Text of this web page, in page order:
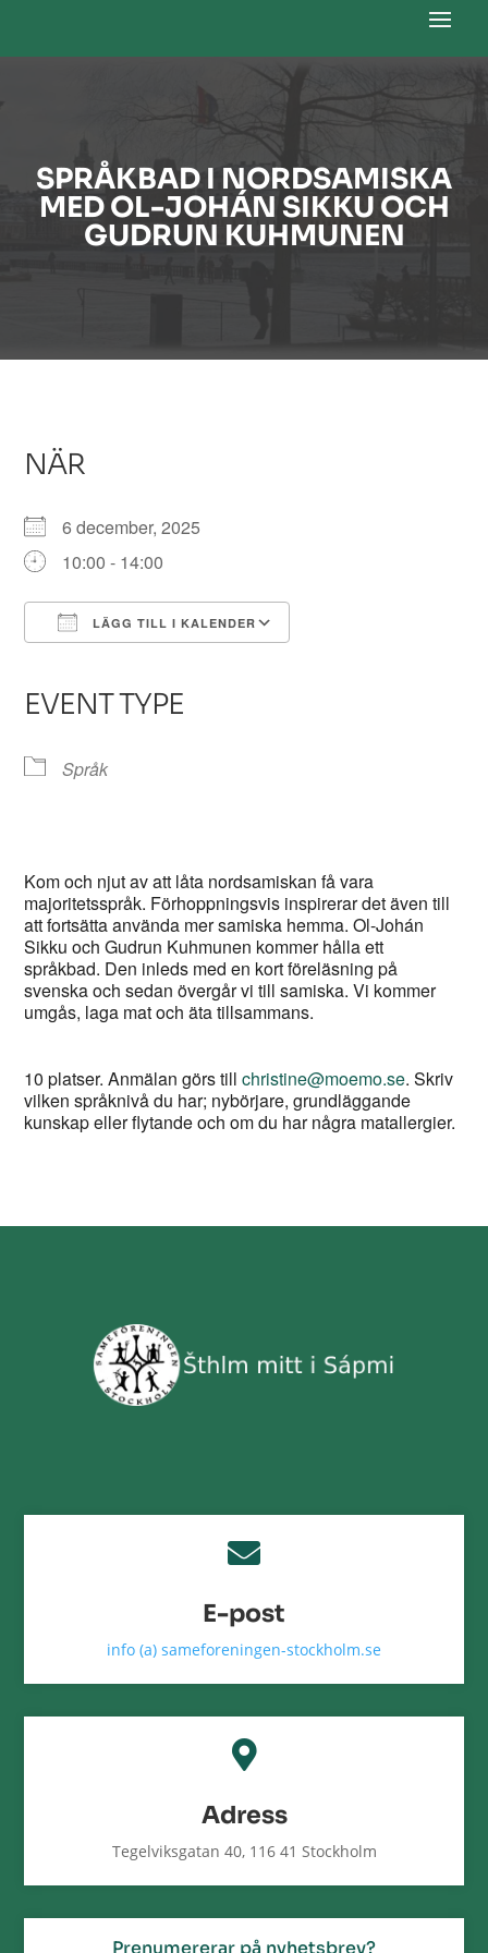
SPRÅKBAD I NORDSAMISKA
MED OL-JOHÁN SIKKU OCH
GUDRUN KUHMUNEN
NÄR
6 december, 2025
10:00 - 14:00
LÄGG TILL I KALENDER
EVENT TYPE
Språk
Kom och njut av att låta nordsamiskan få vara
majoritetsspråk. Förhoppningsvis inspirerar det även till
att fortsätta använda mer samiska hemma. Ol-Johán
Sikku och Gudrun Kuhmunen kommer hålla ett
språkbad. Den inleds med en kort föreläsning på
svenska och sedan övergår vi till samiska. Vi kommer
umgås, laga mat och äta tillsammans.
10 platser. Anmälan görs tillchristine@moemo.se. Skriv
vilken språknivå du har; nybörjare, grundläggande
kunskap eller flytande och om du har några matallergier.

E-post
info (a) sameforeningen-stockholm.se

Adress
Tegelviksgatan 40, 116 41 Stockholm
Prenumererar på nyhetsbrev?